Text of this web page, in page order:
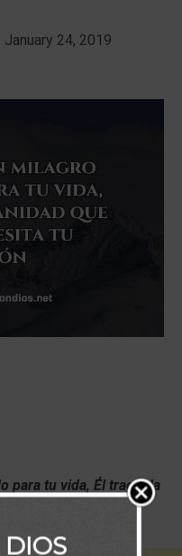
January 24, 2019
para tu vida, Él traerá la